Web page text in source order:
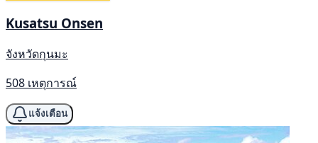
Kusatsu Onsen
จังหวัดกุนมะ
508 เหตุการณ์
แจ้งเตือน